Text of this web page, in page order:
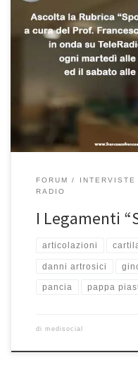
I Legamenti: “Sport e
la mia rubrica in onda su
15:50 ed ogni sabato alle
legamenti. Potete
argomento così diffuso e
FORUM INTERVISTE
RADIO
I Legamenti
articolazioni
danni artrosici
pancia pappa
di medisocial